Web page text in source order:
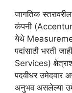
जागतिक
कंपनी
येथे
पदांसाठी भरती
Services)
पदवीधर उमेदवार
अनुभव असलेल्या